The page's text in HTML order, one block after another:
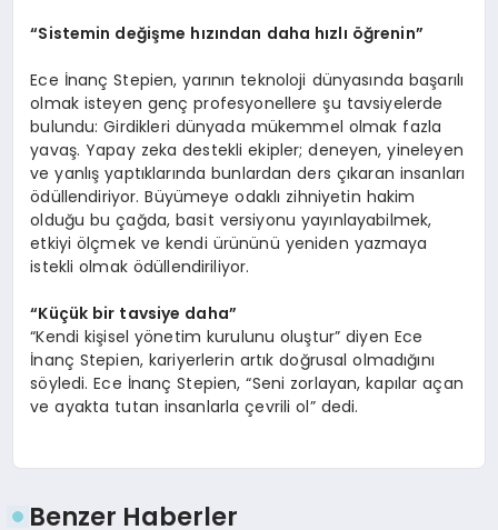
“Sistemin değişme hızından daha hızlı öğrenin”
Ece İnanç Stepien, yarının teknoloji dünyasında başarılı
olmak isteyen genç profesyonellere şu tavsiyelerde
bulundu: Girdikleri dünyada mükemmel olmak fazla
yavaş. Yapay zeka destekli ekipler; deneyen, yineleyen
ve yanlış yaptıklarında bunlardan ders çıkaran insanları
ödüllendiriyor. Büyümeye odaklı zihniyetin hakim
olduğu bu çağda, basit versiyonu yayınlayabilmek,
etkiyi ölçmek ve kendi ürününü yeniden yazmaya
istekli olmak ödüllendiriliyor.
“Küçük bir tavsiye daha”
“Kendi kişisel yönetim kurulunu oluştur” diyen Ece
İnanç Stepien, kariyerlerin artık doğrusal olmadığını
söyledi. Ece İnanç Stepien, “Seni zorlayan, kapılar açan
ve ayakta tutan insanlarla çevrili ol” dedi.
Benzer Haberler